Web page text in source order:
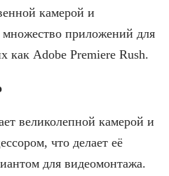
камерой и
множество приложений для
как Adobe Premiere Rush.
великолепной камерой и
что делает её
для видеомонтажа.